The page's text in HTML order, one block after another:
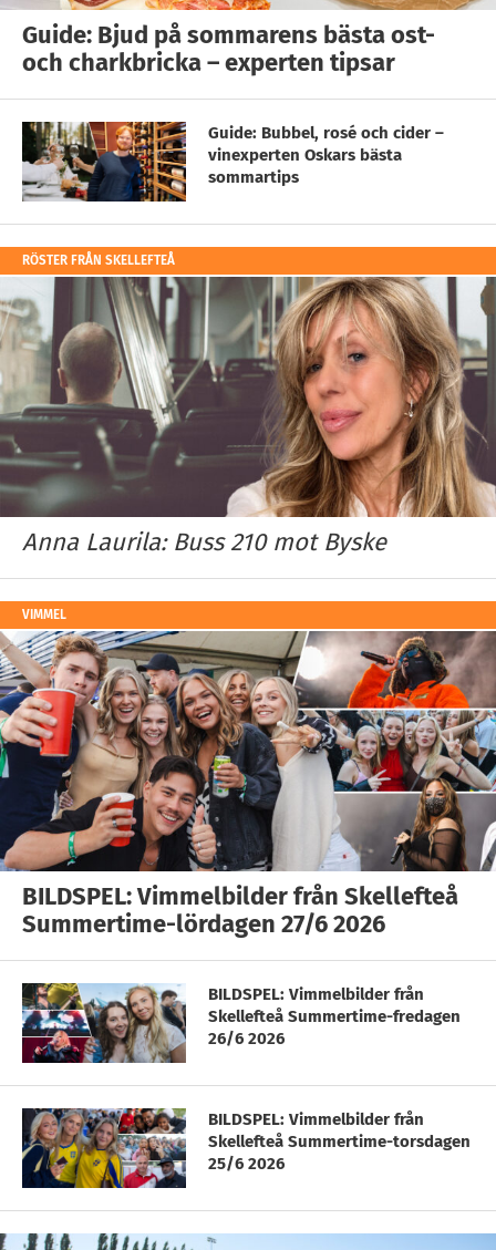
Guide: Bjud på sommarens bästa ost-
och charkbricka – experten tipsar
Guide: Bubbel, rosé och cider –
vinexperten Oskars bästa
sommartips
RÖSTER FRÅN SKELLEFTEÅ
Anna Laurila: Buss 210 mot Byske
VIMMEL
BILDSPEL: Vimmelbilder från Skellefteå
Summertime-lördagen 27/6 2026
BILDSPEL: Vimmelbilder från
Skellefteå Summertime-fredagen
26/6 2026
BILDSPEL: Vimmelbilder från
Skellefteå Summertime-torsdagen
25/6 2026